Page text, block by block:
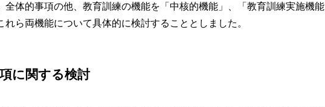
全体的事項の他、教育訓練の機能を「中核的機能」、「教育訓練実施機
れら両機能について具体的に検討することとしました。
に関する検討